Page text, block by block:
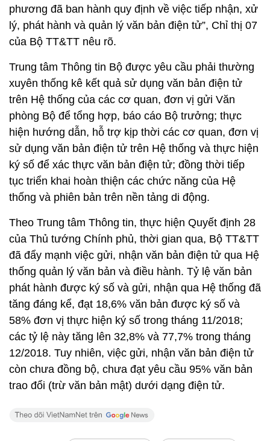
phương đã ban hành quy định về việc tiếp nhận, xử
lý, phát hành và quản lý văn bản điện tử”, Chỉ thị 07
của Bộ TT&TT nêu rõ.
Trung tâm Thông tin Bộ được yêu cầu phải thường
xuyên thống kê kết quả sử dụng văn bản điện tử
trên Hệ thống của các cơ quan, đơn vị gửi Văn
phòng Bộ để tổng hợp, báo cáo Bộ trưởng; thực
hiện hướng dẫn, hỗ trợ kịp thời các cơ quan, đơn vị
sử dụng văn bản điện tử trên Hệ thống và thực hiện
ký số để xác thực văn bản điện tử; đồng thời tiếp
tục triển khai hoàn thiện các chức năng của Hệ
thống và phiên bản trên nền tảng di động.
Theo Trung tâm Thông tin, thực hiện Quyết định 28
của Thủ tướng Chính phủ, thời gian qua, Bộ TT&TT
đã đẩy mạnh việc gửi, nhận văn bản điện tử qua Hệ
thống quản lý văn bản và điều hành. Tỷ lệ văn bản
phát hành được ký số và gửi, nhận qua Hệ thống đã
tăng đáng kể, đạt 18,6% văn bản được ký số và
58% đơn vị thực hiện ký số trong tháng 11/2018;
các tỷ lệ này tăng lên 32,8% và 77,7% trong tháng
12/2018. Tuy nhiên, việc gửi, nhận văn bản điện tử
còn chưa đồng bộ, chưa đạt yêu cầu 95% văn bản
trao đổi (trừ văn bản mật) dưới dạng điện tử.